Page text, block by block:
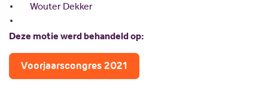
Wouter Dekker
Deze motie werd behandeld op:
Voorjaarscongres 2021